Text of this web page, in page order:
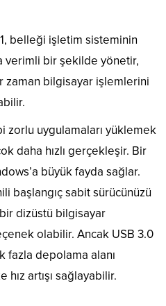
belleği işletim sisteminin
verimli bir şekilde yönetir,
zaman bilgisayar işlemlerini
zorlu uygulamaları yüklemek
daha hızlı gerçekleşir. Bir
büyük fayda sağlar.
başlangıç ​​sabit sürücünüzü
dizüstü bilgisayar
olabilir. Ancak USB 3.0
fazla depolama alanı
artışı sağlayabilir.